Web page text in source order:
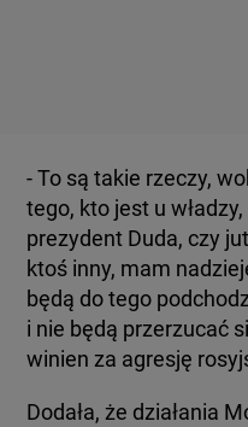
- To są takie rzeczy,
tego, kto jest u
prezydent Duda, czy
ktoś inny, mam
będą do tego
i nie będą przerzucać
winien za agresję
Dodała, że działania